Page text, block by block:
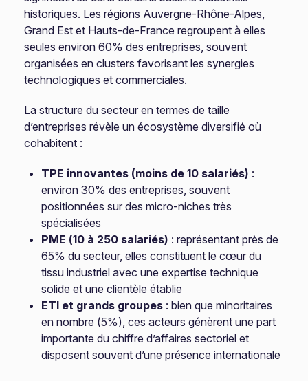
historiques. Les régions Auvergne-Rhône-Alpes,
Grand Est et Hauts-de-France regroupent à elles
seules environ 60% des entreprises, souvent
organisées en clusters favorisant les synergies
technologiques et commerciales.
La structure du secteur en termes de taille
d’entreprises révèle un écosystème diversifié où
cohabitent :
TPE innovantes (moins de 10 salariés) :
environ 30% des entreprises, souvent
positionnées sur des micro-niches très
spécialisées
PME (10 à 250 salariés) : représentant près de
65% du secteur, elles constituent le cœur du
tissu industriel avec une expertise technique
solide et une clientèle établie
ETI et grands groupes : bien que minoritaires
en nombre (5%), ces acteurs génèrent une part
importante du chiffre d’affaires sectoriel et
disposent souvent d’une présence internationale